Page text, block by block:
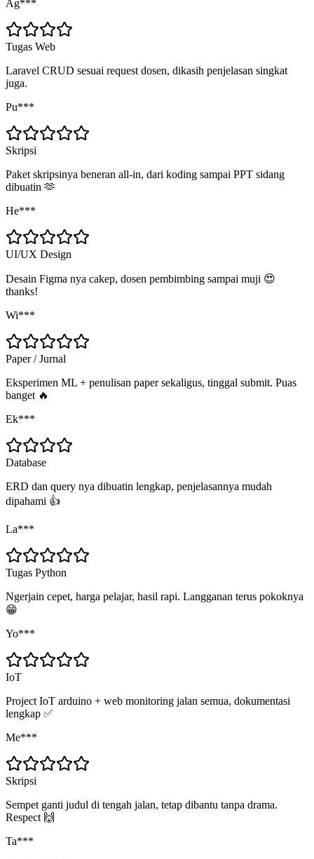
Ag***
Tugas Web
Laravel CRUD sesuai request dosen, dikasih penjelasan singkat
juga.
Pu***
Skripsi
Paket skripsinya beneran all-in, dari koding sampai PPT sidang
dibuatin 🫶
He***
UI/UX Design
Desain Figma nya cakep, dosen pembimbing sampai muji 😍
thanks!
Wi***
Paper / Jurnal
Eksperimen ML + penulisan paper sekaligus, tinggal submit. Puas
banget 🔥
Ek***
Database
ERD dan query nya dibuatin lengkap, penjelasannya mudah
dipahami 👍
La***
Tugas Python
Ngerjain cepet, harga pelajar, hasil rapi. Langganan terus pokoknya
😁
Yo***
IoT
Project IoT arduino + web monitoring jalan semua, dokumentasi
lengkap ✅
Me***
Skripsi
Sempet ganti judul di tengah jalan, tetap dibantu tanpa drama.
Respect 🙌
Ta***